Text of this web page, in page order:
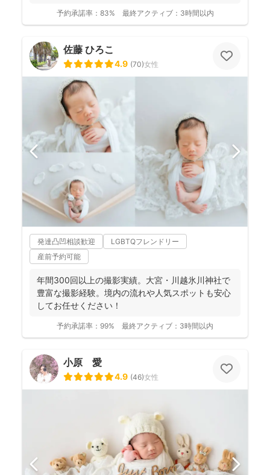
予約承諾率： 83% 最終アクティブ： 3時間以内
佐藤 ひろこ
4.9 (70)女性
発達凸凹相談歓迎
LGBTQフレンドリー
産前予約可能
年間300回以上の撮影実績。大宮・川越氷川神社で
豊富な撮影経験。境内の流れや人気スポットも安心
してお任せください！
予約承諾率： 99% 最終アクティブ： 3時間以内
小原 愛
4.9 (46)女性